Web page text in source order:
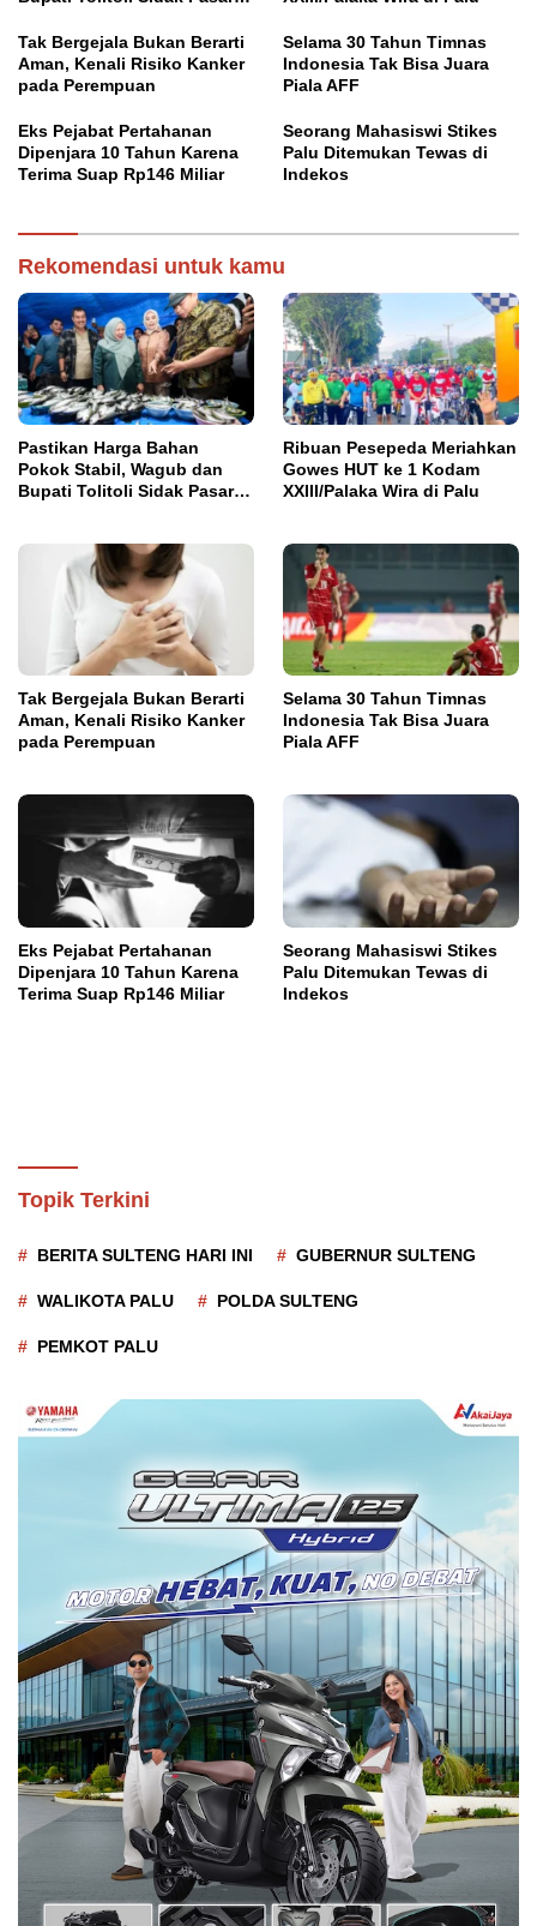
Tak Bergejala Bukan Berarti
Aman, Kenali Risiko Kanker
pada Perempuan
Selama 30 Tahun Timnas
Indonesia Tak Bisa Juara
Piala AFF
Eks Pejabat Pertahanan
Dipenjara 10 Tahun Karena
Terima Suap Rp146 Miliar
Seorang Mahasiswi Stikes
Palu Ditemukan Tewas di
Indekos
Rekomendasi untuk kamu
Pastikan Harga Bahan
Pokok Stabil, Wagub dan
Bupati Tolitoli Sidak Pasar
Ribuan Pesepeda Meriahkan
Gowes HUT ke 1 Kodam
XXIII/Palaka Wira di Palu
Tak Bergejala Bukan Berarti
Aman, Kenali Risiko Kanker
pada Perempuan
Selama 30 Tahun Timnas
Indonesia Tak Bisa Juara
Piala AFF
Eks Pejabat Pertahanan
Dipenjara 10 Tahun Karena
Terima Suap Rp146 Miliar
Seorang Mahasiswi Stikes
Palu Ditemukan Tewas di
Indekos
Topik Terkini
BERITA SULTENG HARI INI GUBERNUR SULTENG
WALIKOTA PALU POLDA SULTENG
PEMKOT PALU